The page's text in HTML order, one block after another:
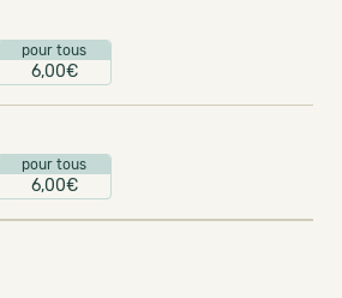
pour tous
6,00€
pour tous
6,00€